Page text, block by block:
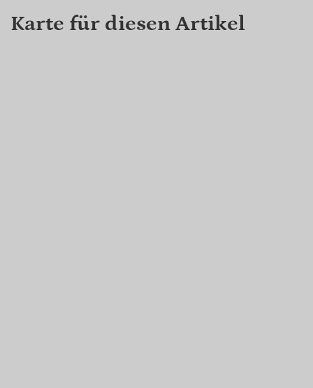
Karte für diesen Artikel